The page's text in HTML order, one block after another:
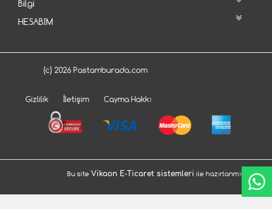
Bilgi
HESABIM
(c) 2026 Pastamburada.com
Gizlilik İletişim Cayma Hakkı
Bu site Vikaon E-Ticaret sistemleri ile hazırlanmıştır.